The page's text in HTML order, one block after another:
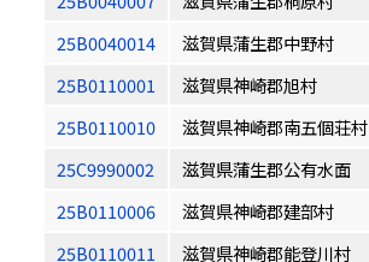
25B0040014
滋賀県蒲生郡中野村
25B0110001
滋賀県神崎郡旭村
25B0110010
滋賀県神崎郡南五個荘村
25C9990002
滋賀県蒲生郡公有水面
25B0110006
滋賀県神崎郡建部村
25B0110011
滋賀県神崎郡能登川村